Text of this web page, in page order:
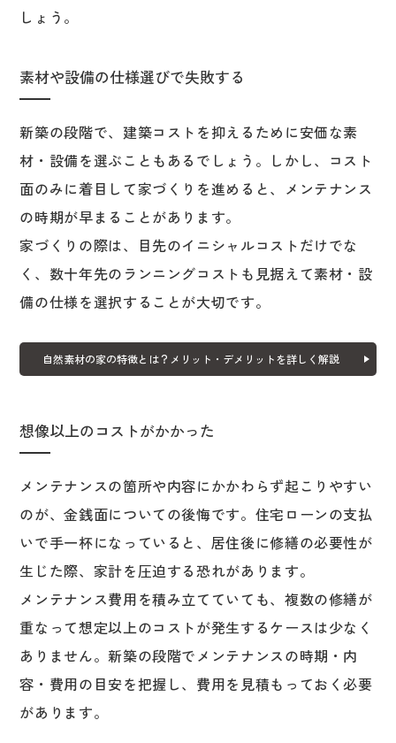
しょう。
素材や設備の仕様選びで失敗する
新築の段階で、建築コストを抑えるために安価な素
材・設備を選ぶこともあるでしょう。しかし、コスト
面のみに着目して家づくりを進めると、メンテナンス
の時期が早まることがあります。
家づくりの際は、目先のイニシャルコストだけでな
く、数十年先のランニングコストも見据えて素材・設
備の仕様を選択することが大切です。
自然素材の家の特徴とは？メリット・デメリットを詳しく解説
想像以上のコストがかかった
メンテナンスの箇所や内容にかかわらず起こりやすい
のが、金銭面についての後悔です。住宅ローンの支払
いで手一杯になっていると、居住後に修繕の必要性が
生じた際、家計を圧迫する恐れがあります。
メンテナンス費用を積み立てていても、複数の修繕が
重なって想定以上のコストが発生するケースは少なく
ありません。新築の段階でメンテナンスの時期・内
容・費用の目安を把握し、費用を見積もっておく必要
があります。